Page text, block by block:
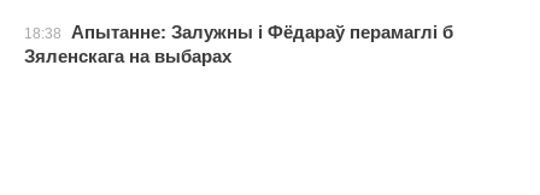
18:38
Апытанне: Залужны і Фёдараў перамаглі б
Зяленскага на выбарах